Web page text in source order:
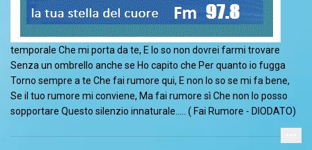
temporale Che mi porta da te, E lo so non dovrei farmi trovare
Senza un ombrello anche se Ho capito che Per quanto io fugga
Torno sempre a te Che fai rumore qui, E non lo so se mi fa bene,
Se il tuo rumore mi conviene, Ma fai rumore sì Che non lo posso
sopportare Questo silenzio innaturale..... ( Fai Rumore - DIODATO)